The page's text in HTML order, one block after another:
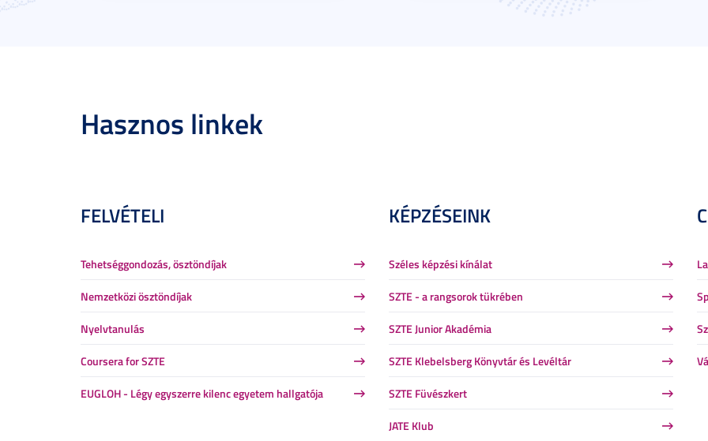
Hasznos linkek
FELVÉTELI
Tehetséggondozás, ösztöndíjak
Nemzetközi ösztöndíjak
Nyelvtanulás
Coursera for SZTE
EUGLOH - Légy egyszerre kilenc egyetem hallgatója
KÉPZÉSEINK
Széles képzési kínálat
SZTE - a rangsorok tükrében
SZTE Junior Akadémia
SZTE Klebelsberg Könyvtár és Levéltár
SZTE Füvészkert
JATE Klub